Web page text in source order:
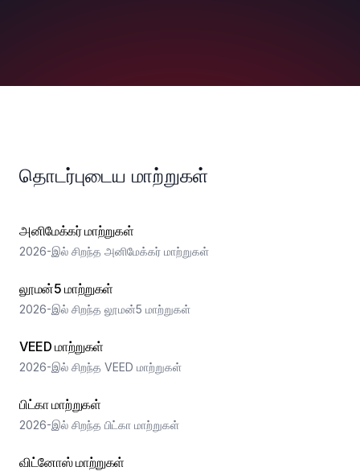
தொடர்புடைய மாற்றுகள்
அனிமேக்கர் மாற்றுகள்
2026-இல் சிறந்த அனிமேக்கர் மாற்றுகள்
லூமன்5 மாற்றுகள்
2026-இல் சிறந்த லூமன்5 மாற்றுகள்
VEED மாற்றுகள்
2026-இல் சிறந்த VEED மாற்றுகள்
பிட்கா மாற்றுகள்
2026-இல் சிறந்த பிட்கா மாற்றுகள்
விட்னோஸ் மாற்றுகள்